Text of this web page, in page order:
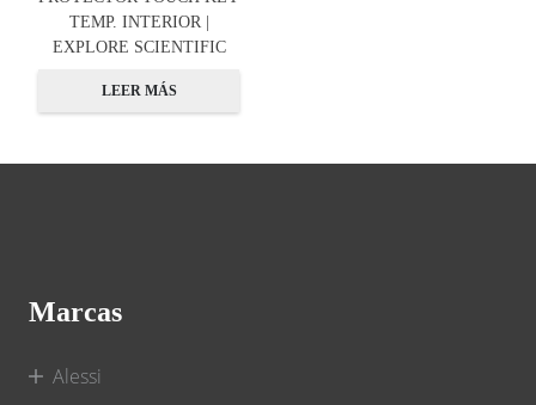
TEMP. INTERIOR |
EXPLORE SCIENTIFIC
LEER MÁS
Marcas
Alessi